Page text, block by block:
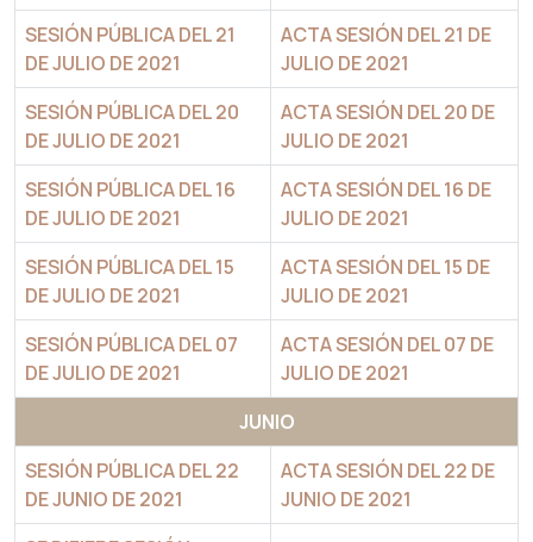
SESIÓN PÚBLICA DEL 21
DE JULIO DE 2021
ACTA SESIÓN DEL 21 DE
JULIO DE 2021
SESIÓN PÚBLICA DEL 20
DE JULIO DE 2021
ACTA SESIÓN DEL 20 DE
JULIO DE 2021
SESIÓN PÚBLICA DEL 16
DE JULIO DE 2021
ACTA SESIÓN DEL 16 DE
JULIO DE 2021
SESIÓN PÚBLICA DEL 15
DE JULIO DE 2021
ACTA SESIÓN DEL 15 DE
JULIO DE 2021
SESIÓN PÚBLICA DEL 07
DE JULIO DE 2021
ACTA SESIÓN DEL 07 DE
JULIO DE 2021
JUNIO
SESIÓN PÚBLICA DEL 22
DE JUNIO DE 2021
ACTA SESIÓN DEL 22 DE
JUNIO DE 2021